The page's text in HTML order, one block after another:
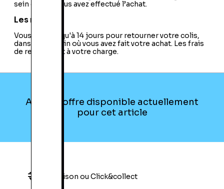
sein duquel vous avez effectué l’achat.
Les retours
Vous avez jusqu'à 14 jours pour retourner votre colis,
dans le magasin où vous avez fait votre achat. Les frais
de retour sont à votre charge.
Aucune offre disponible actuellement
pour cet article
Livraison ou Click&collect